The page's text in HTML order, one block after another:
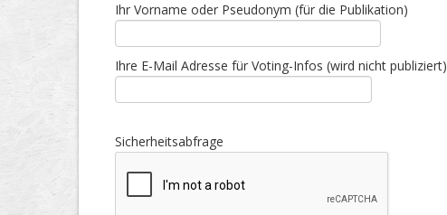
Ihr Vorname oder Pseudonym (für die Publikation)
Ihre E-Mail Adresse für Voting-Infos (wird nicht publiziert)
Sicherheitsabfrage